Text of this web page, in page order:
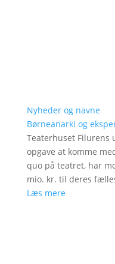
Nyheder og navne
Børneanarki og
Teaterhuset Filurens
opgave at komme
quo på teatret, har
mio. kr. til deres
Læs mere